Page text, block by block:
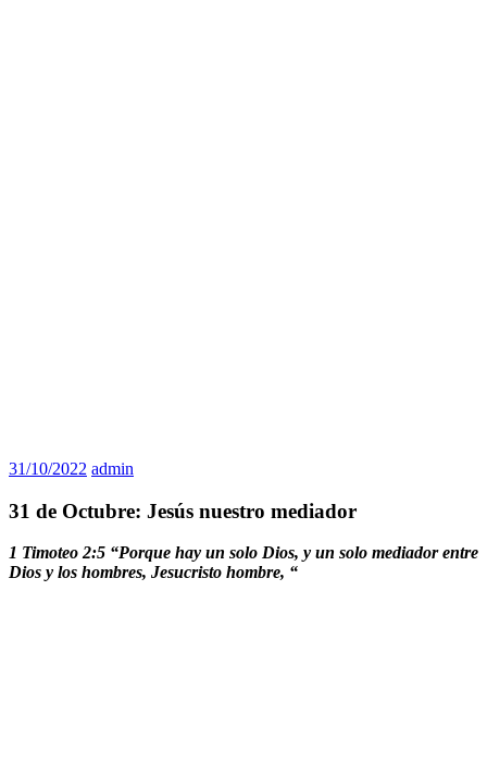
31/10/2022 admin
31 de Octubre: Jesús nuestro mediador
1 Timoteo 2:5 “Porque hay un solo Dios, y un solo mediador entre
Dios y los hombres, Jesucristo hombre, “